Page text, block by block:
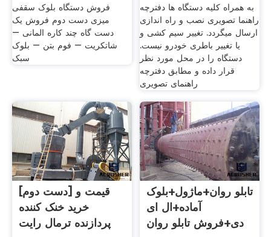
فروش دستگاه بلوک سقفی
میزی دست دوم فروش یک
دست گاه چند کاره المانی –
شاتکریت – فوم بتن – بلوک
سبک
به همراه کلیه دستگاه ها دفترچه
راهنما تصویری نصب و راه اندازی
ارسال میگردد. تغییر سیم کشی و
یا تغییر باطری خودرو نیست.
دستگاه را در محل مورد نظر
قرار داده و مطابق دفترچه
راهنمای تصویری
[دست دوم] قیمت و
خرید خنک کننده
پردازنده ترمال رایت
تابلو روان+ماژول+بلوک
آماده+ال ای
دی+فروش تابلو روان